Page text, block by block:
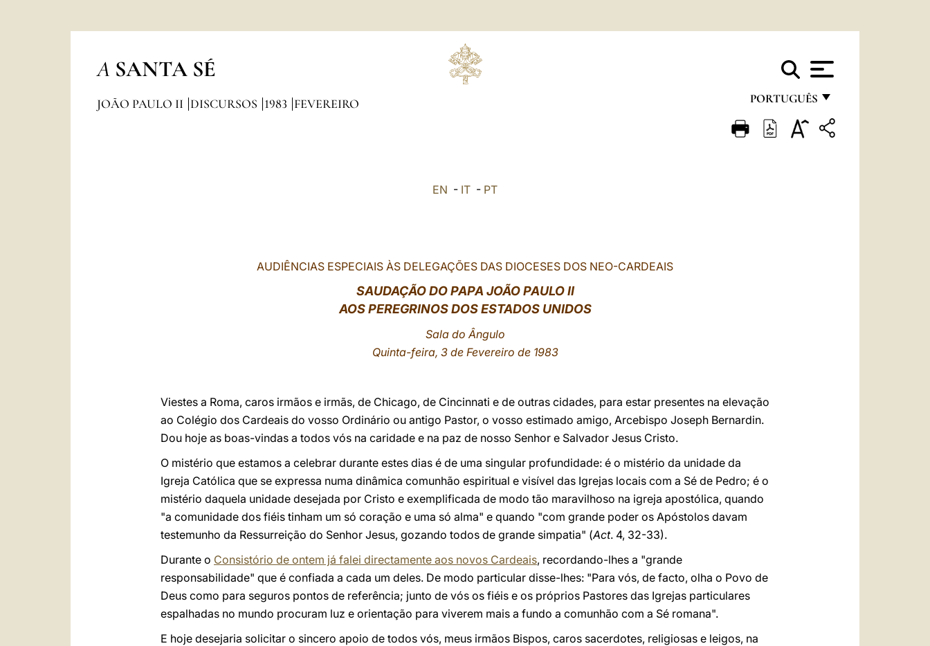
A SANTA SÉ
PORTUGUÊS
FRANÇAIS
JOÃO PAULO II DISCURSOS 1983 FEVEREIRO
EN - IT - PT
AUDIÊNCIAS ESPECIAIS ÀS DELEGAÇÕES DAS DIOCESES DOS NEO-CARDEAIS
SAUDAÇÃO DO PAPA JOÃO PAULO II
AOS PEREGRINOSDOS ESTADOS UNIDOS
Sala do Ângulo
Quinta-feira, 3 de Fevereiro de 1983
Viestes a Roma, caros irmãos e irmãs, de Chicago, de Cincinnati e de outras cidades, para estar presentes na elevação
ao Colégio dos Cardeais do vosso Ordinário ou antigo Pastor, o vosso estimado amigo, Arcebispo Joseph Bernardin.
Dou hoje as boas-vindas a todos vós na caridade e na paz de nosso Senhor e Salvador Jesus Cristo.
O mistério que estamos a celebrar durante estes dias é de uma singular profundidade: é o mistério da unidade da
Igreja Católica que se expressa numa dinâmica comunhão espiritual e visível das Igrejas locais com a Sé de Pedro; é o
mistério daquela unidade desejada por Cristo e exemplificada de modo tão maravilhoso na igreja apostólica, quando
"a comunidade dos fiéis tinham um só coração e uma só alma" e quando "com grande poder os Apóstolos davam
testemunho da Ressurreição do Senhor Jesus, gozando todos de grande simpatia" (Act. 4, 32-33).
Durante o Consistório de ontem já falei directamente aos novos Cardeais, recordando-lhes a "grande
responsabilidade" que é confiada a cada um deles. De modo particular disse-lhes: "Para vós, de facto, olha o Povo de
Deus como para seguros pontos de referência; junto de vós os fiéis e os próprios Pastores das Igrejas particulares
espalhadas no mundo procuram luz e orientação para viverem mais a fundo a comunhão com a Sé romana".
E hoje desejaria solicitar o sincero apoio de todos vós, meus irmãos Bispos, caros sacerdotes, religiosas e leigos, na